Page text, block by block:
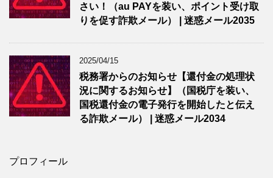
さい！（au PAYを装い、ポイント受け取
りを促す詐欺メール） | 迷惑メール2035
2025/04/15
税務署からのお知らせ【還付金の処理状
況に関するお知らせ】（国税庁を装い、
国税還付金の電子発行を開始したと伝え
る詐欺メール） | 迷惑メール2034
プロフィール